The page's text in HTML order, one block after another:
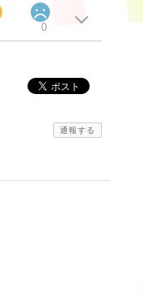
0
通報する